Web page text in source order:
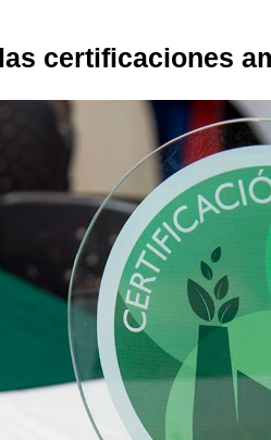
certificaciones